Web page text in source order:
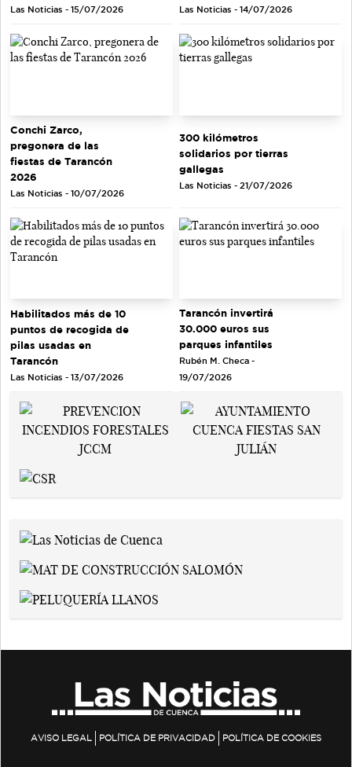
Las Noticias - 15/07/2026 Las Noticias - 14/07/2026
Conchi Zarco,
pregonera de las
fiestas de Tarancón
2026
Las Noticias - 10/07/2026
300 kilómetros
solidarios por tierras
gallegas
Las Noticias - 21/07/2026
Habilitados más de 10
puntos de recogida de
pilas usadas en
Tarancón
Las Noticias - 13/07/2026
Tarancón invertirá
30.000 euros sus
parques infantiles
Rubén M. Checa -
19/07/2026
AVISO LEGAL POLÍTICA DE PRIVACIDAD POLÍTICA DE COOKIES